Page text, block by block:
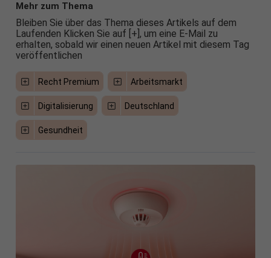
Mehr zum Thema
Bleiben Sie über das Thema dieses Artikels auf dem
Laufenden Klicken Sie auf [+], um eine E-Mail zu
erhalten, sobald wir einen neuen Artikel mit diesem Tag
veröffentlichen
Recht Premium Arbeitsmarkt
Digitalisierung Deutschland
Gesundheit